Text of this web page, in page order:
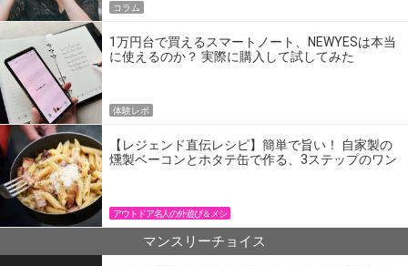
コラム
1万円台で買えるスマートノート、NEWYESは本当
に使えるのか？ 実際に購入して試してみた
体験レポ
【レジェンド直伝レシピ】簡単で旨い！ 自家製の
燻製ベーコンとホタテ缶で作る、3ステップのワン
アウトドア名人の外遊び＆メシ
マンスリーチョイス